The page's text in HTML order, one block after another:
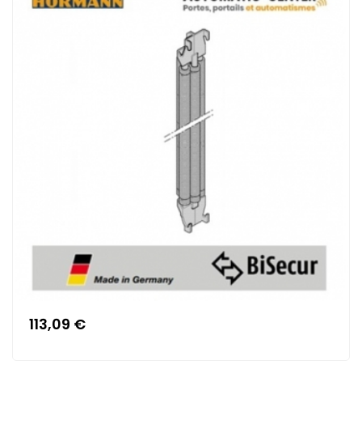
113,09 €